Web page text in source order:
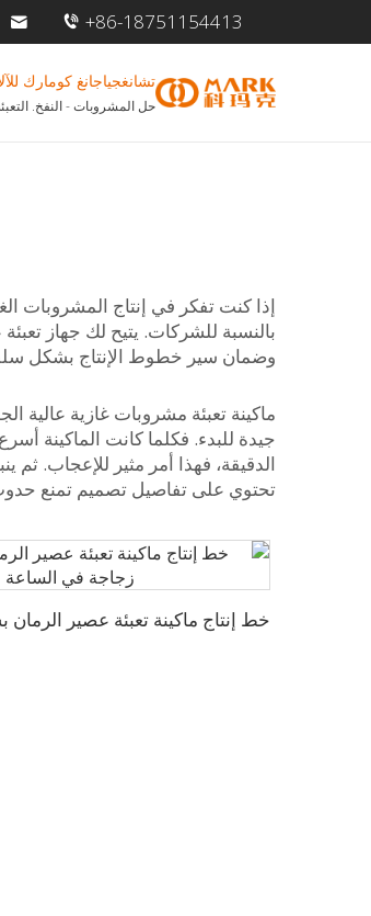
+86-18751154413
تشانغجياجانغ كومارك
حل المشروبات - النفخ.
بالنسبة للشركات. يتيح لك جهاز
وضمان سير خطوط الإنتاج بشكل
ماكينة تعبئة مشروبات غازية عالية
الدقيقة، فهذا أمر مثير للإعجاب.
تحتوي على تفاصيل تصميم تمنع